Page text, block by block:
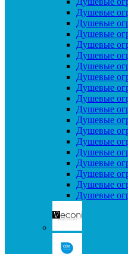
Душевые
Душевые
Душевые
Душевые
Душевые
Душевые
Душевые
Душевые
Душевые
Душевые
Душевые
Душевые
Душевые
Душевые
Душевые
Душевые
Душевые
Душевые